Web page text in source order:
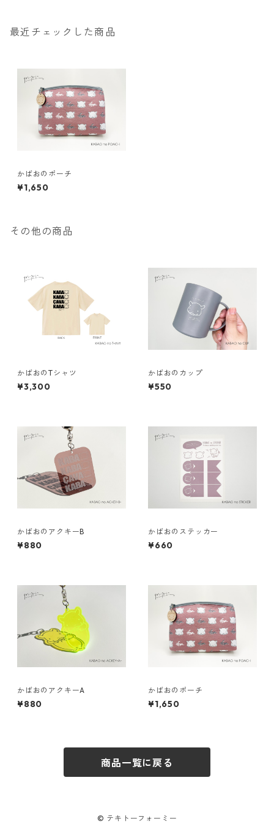
最近チェックした商品
かばおのポーチ
¥1,650
その他の商品
かばおのTシャツ
¥3,300
かばおのカップ
¥550
かばおのアクキーB
¥880
かばおのステッカー
¥660
かばおのアクキーA
¥880
かばおのポーチ
¥1,650
商品一覧に戻る
© テキトーフォーミー